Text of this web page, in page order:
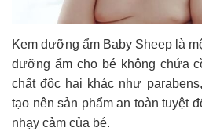
Kem dưỡng ẩm Baby Sheep là
dưỡng ẩm cho bé không chứa
chất độc hại khác như
tạo nên sản phẩm an toàn tuyệt
nhạy cảm của bé.